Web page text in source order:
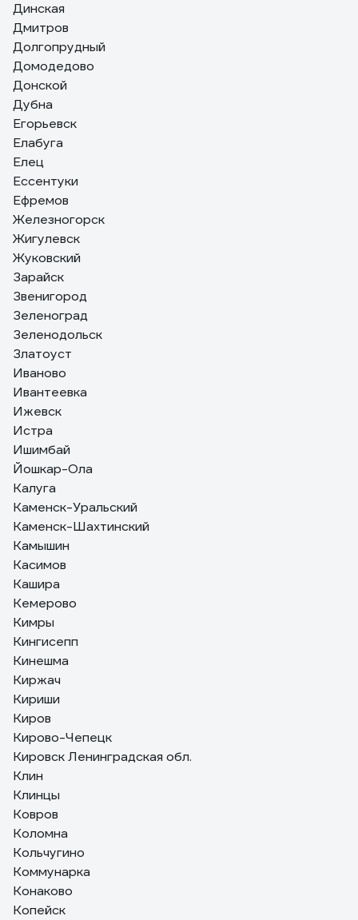
Динская
Дмитров
Долгопрудный
Домодедово
Донской
Дубна
Егорьевск
Елабуга
Елец
Ессентуки
Ефремов
Железногорск
Жигулевск
Жуковский
Зарайск
Звенигород
Зеленоград
Зеленодольск
Златоуст
Иваново
Ивантеевка
Ижевск
Истра
Ишимбай
Йошкар-Ола
Калуга
Каменск-Уральский
Каменск-Шахтинский
Камышин
Касимов
Кашира
Кемерово
Кимры
Кингисепп
Кинешма
Киржач
Кириши
Киров
Кирово-Чепецк
Кировск Ленинградская обл.
Клин
Клинцы
Ковров
Коломна
Кольчугино
Коммунарка
Конаково
Копейск